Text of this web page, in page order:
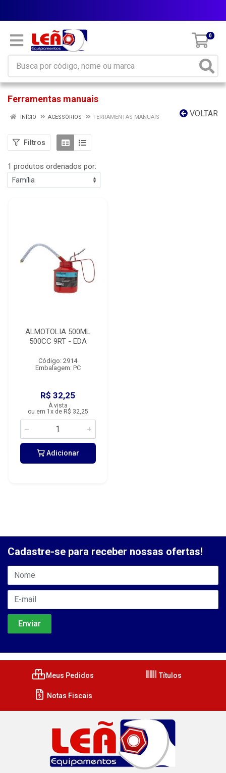
0
Ferramentas manuais
VOLTAR
INÍCIO ACESSÓRIOS FERRAMENTAS MANUAIS
Filtros
1 produtos ordenados por:
ALMOTOLIA 500ML
500CC 9RT - EDA
Código: 2914
Embalagem: PC
R$ 32,25
À vista
ou em 1x de R$ 32,25
Adicionar
Cadastre-se para receber nossas ofertas!
Meus Pedidos Títulos
Notas Fiscais